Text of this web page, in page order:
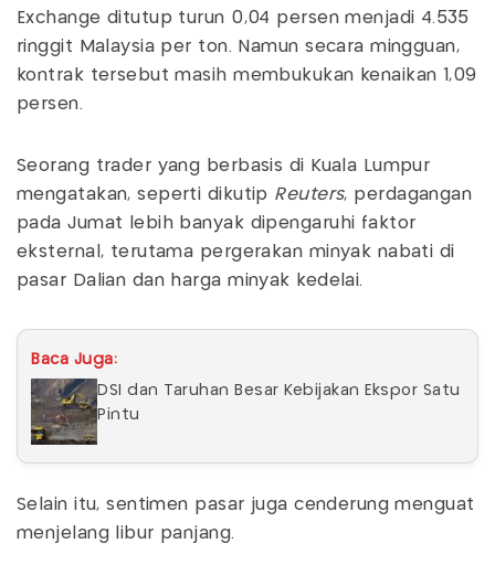
Exchange ditutup turun 0,04 persen menjadi 4.535
ringgit Malaysia per ton. Namun secara mingguan,
kontrak tersebut masih membukukan kenaikan 1,09
persen.
Seorang trader yang berbasis di Kuala Lumpur
mengatakan, seperti dikutip Reuters, perdagangan
pada Jumat lebih banyak dipengaruhi faktor
eksternal, terutama pergerakan minyak nabati di
pasar Dalian dan harga minyak kedelai.
Baca Juga:
DSI dan Taruhan Besar Kebijakan Ekspor Satu
Pintu
Selain itu, sentimen pasar juga cenderung menguat
menjelang libur panjang.